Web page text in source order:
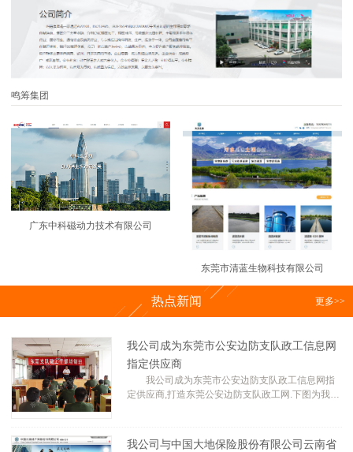
鸣筹集团
广东中科磁动力技术有限公司
东莞市清蓝生物科技有限公司
更多>>
热点新闻
我公司成为东莞市公安边防支队政工信息网
指定供应商
我公司成为东莞市公安边防支队政工信息网指
定供应商,打造东莞公安边防支队政工网.下图为我公
我公司与中国大地保险股份有限公司云南省